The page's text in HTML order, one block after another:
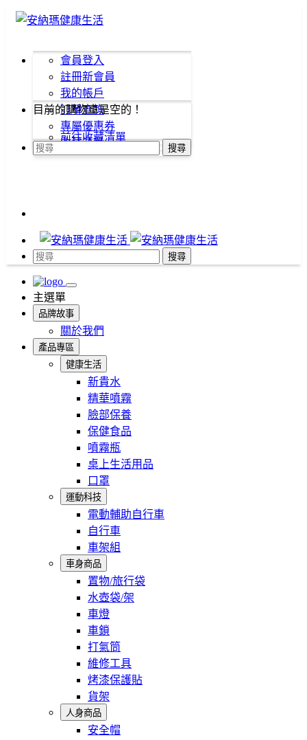
會員登入
註冊新會員
我的帳戶
訂單查詢
專屬優惠券
收藏清單
目前的購物車是空的！
前往收藏清單
搜尋
搜尋
主選單
品牌故事
關於我們
產品專區
健康生活
新貴水
精華噴霧
臉部保養
保健食品
噴霧瓶
桌上生活用品
口罩
運動科技
電動輔助自行車
自行車
車架組
車身商品
置物/旅行袋
水壺袋/架
車燈
車鎖
打氣筒
維修工具
烤漆保護貼
貨架
人身商品
安全帽